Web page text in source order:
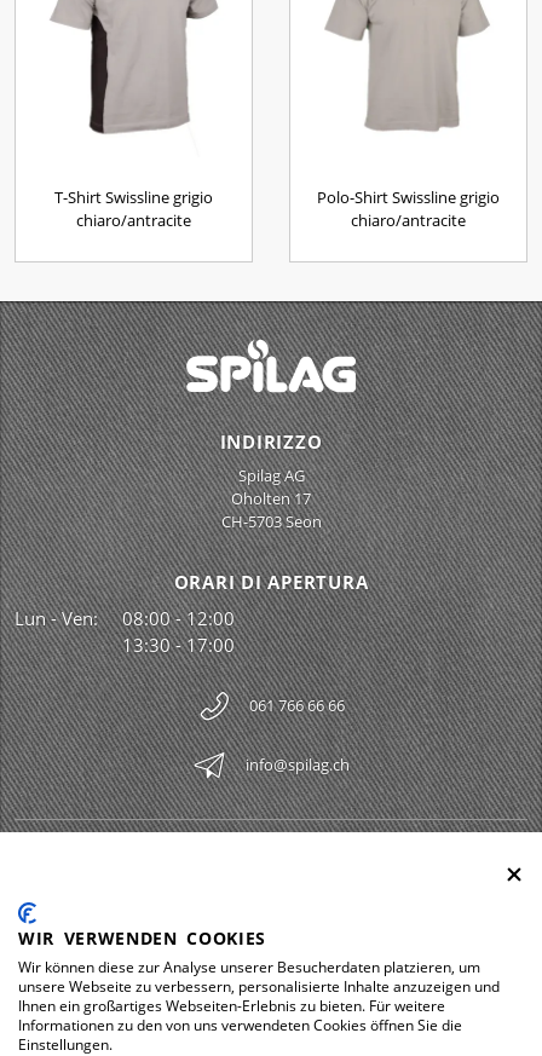
T-Shirt Swissline grigio
chiaro/antracite
Polo-Shirt Swissline grigio
chiaro/antracite
INDIRIZZO
Spilag AG
Oholten 17
CH-5703 Seon
ORARI DI APERTURA
Lun - Ven:
08:00 - 12:00
13:30 - 17:00
061 766 66 66
info@spilag.ch
LEGAL
DOWNLOADS
WIR VERWENDEN COOKIES
Wir können diese zur Analyse unserer Besucherdaten platzieren, um
unsere Webseite zu verbessern, personalisierte Inhalte anzuzeigen und
Ihnen ein großartiges Webseiten-Erlebnis zu bieten. Für weitere
Informationen zu den von uns verwendeten Cookies öffnen Sie die
Einstellungen.